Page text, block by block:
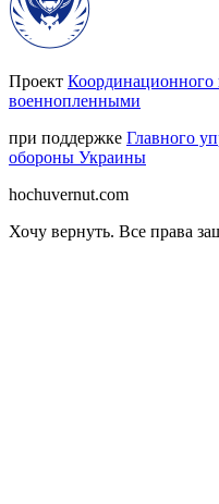
Проект
военнопленными
при поддержке Главного
обороны Украины
hochuvernut.com
Хочу вернуть. Все права